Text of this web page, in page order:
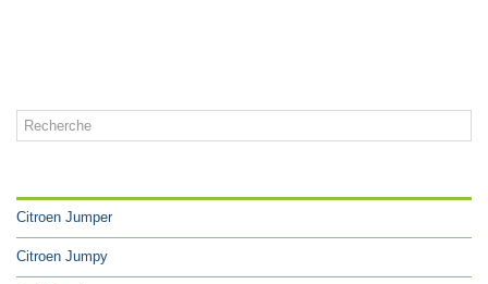
Citroen Jumper
Citroen Jumpy